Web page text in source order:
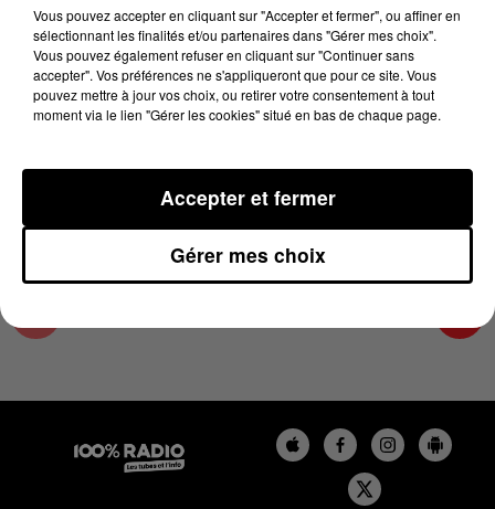
8 mai 2024 - 4 min 25 sec
LES INFOS DE L'HÉRAULT DU 08/05/2024 À
06H59
Podcasts infos de l'Hérault
Vous pouvez accepter en cliquant sur "Accepter et fermer", ou affiner en
sélectionnant les finalités et/ou partenaires dans "Gérer mes choix".
Vous pouvez également refuser en cliquant sur "Continuer sans
accepter". Vos préférences ne s'appliqueront que pour ce site. Vous
pouvez mettre à jour vos choix, ou retirer votre consentement à tout
moment via le lien "Gérer les cookies" situé en bas de chaque page.
Gérer mes choix
Accepter et fermer